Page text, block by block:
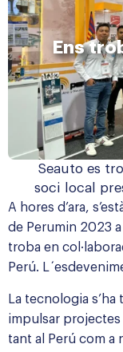
Ens
Seauto es
soci local
A hores d’ara,
de Perumin 2023
troba en
Perú.
La tecnologia
impulsar projectes
tant al Perú com a